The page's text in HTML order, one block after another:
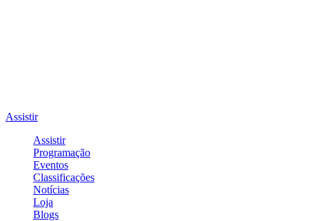
Assistir
Assistir
Programação
Eventos
Classificações
Notícias
Loja
Blogs